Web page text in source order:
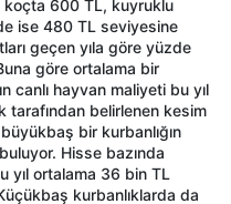
600 TL, kuyruklu
ise 480 TL seviyesine
geçen yıla göre yüzde
göre ortalama bir
canlı hayvan maliyeti bu yıl
tarafından belirlenen kesim
bir kurbanlığın
Hisse bazında
yıl ortalama 36 bin TL
kurbanlıklarda da